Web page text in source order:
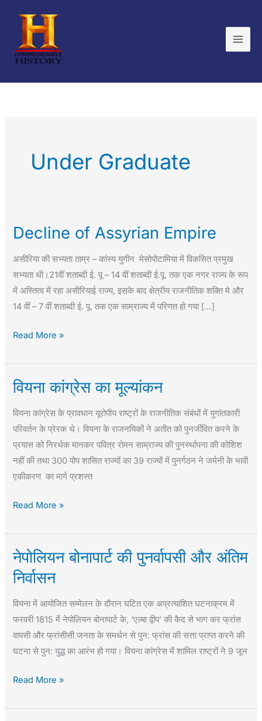
content
Under Graduate
Decline of Assyrian Empire
असीरिया की सभ्यता ताम्र – कांस्य युगीन मेसोपोटामिया में विकसित प्रमुख
सभ्यता थी।21वीं शताब्दी ई. पू – 14 वीं शताब्दी ई.पू. तक एक नगर राज्य के रूप
में अस्तित्व में रहा असीरियाई राज्य, इसके बाद क्षेत्रीय राजनीतिक शक्ति मे और
14 वीं – 7 वीं शताब्दी ई. पू. तक एक साम्राज्य में परिणत हो गया […]
Decline
Assyrian
Empire
Read More »
वियना कांग्रेस का मूल्यांकन
वियना कांग्रेस के प्रावधान यूरोपीय राष्ट्रों के राजनीतिक संबंधों में युगांतकारी
परिवर्तन के प्रेरक थे। वियना के राजनयिकों ने अतीत को पुनर्जीवित करने के
प्रयास को निरर्थक मानकर पवित्र रोमन साम्राज्य की पुनर्स्थापना की कोशिश
नहीं की तथा 300 पोप शासित राज्यों का 39 राज्यों में पुनर्गठन ने जर्मनी के भावी
एकीकरण का मार्ग प्रशस्त
वियना
का
मूल्यांकन
Read More »
नेपोलियन बोनापार्ट की पुनर्वापसी और अंतिम
निर्वासन
वियना में आयोजित सम्मेलन के दौरान घटित एक अप्रत्याशित घटनाक्रम में
फरवरी 1815 में नेपोलियन बोनापार्ट के, ‘एल्बा द्वीप’ की कैद से भाग कर फ्रांस
वापसी और फ्रांसीसी जनता के समर्थन से पुन: फ्रांस की सत्ता प्राप्त करने की
घटना से पुन: युद्ध का आरंभ हो गया। वियना कांग्रेस में शामिल राष्ट्रों ने 9 जून
नेपोलियन
बोनापार्ट
की
पुनर्वापसी
और
अंतिम
निर्वासन
Read More »